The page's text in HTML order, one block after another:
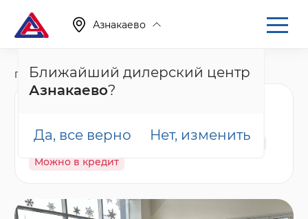
Азнакаево
Ближайший дилерский центр
Азнакаево?
Да, все верно Нет, изменить
Главная Каталог Новые автомобили T4
В наличии Спецпредложение
Гарантия
Можно в кредит